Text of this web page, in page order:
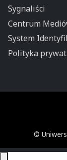
Sygnaliści
Centrum
System
Polityka
©